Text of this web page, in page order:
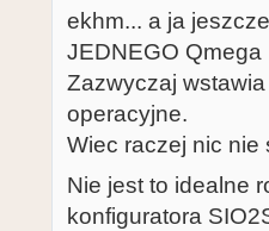
ekhm... a ja
JEDNEGO Qmega
Zazwyczaj
operacyjne.
Wiec raczej nic nie
Nie jest to idealne
konfiguratora